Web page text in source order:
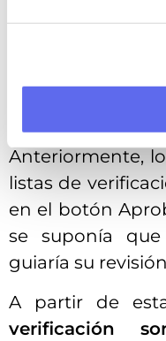
frente y al
Anteriormente,
listas de
en el botón
se suponía
guiaría su
A partir de
verificación